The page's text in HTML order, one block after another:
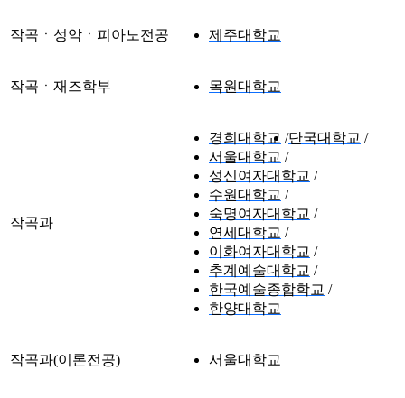
작곡ㆍ성악ㆍ피아노전공 제주대학교
작곡ㆍ재즈학부 목원대학교
작곡과
경희대학교 단국대학교
서울대학교
성신여자대학교
수원대학교
숙명여자대학교
연세대학교
이화여자대학교
추계예술대학교
한국예술종합학교
한양대학교
작곡과(이론전공) 서울대학교